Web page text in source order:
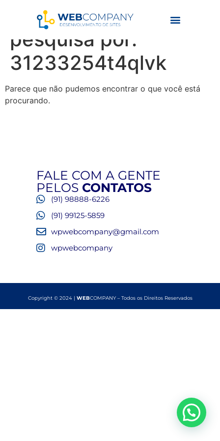
Resultados da
pesquisa por:
31233254t4qlvk
Parece que não pudemos encontrar o que você está
procurando.
FALE COM A GENTE
PELOS CONTATOS
(91) 98888-6226
(91) 99125-5859
wpwebcompany@gmail.com
wpwebcompany
Copyright © 2024 | WEBCOMPANY – Todos os Direitos Reservados